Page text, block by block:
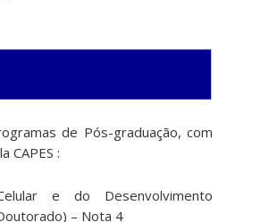
de Pós-graduação, com
CAPES :
e do Desenvolvimento
– Nota 4